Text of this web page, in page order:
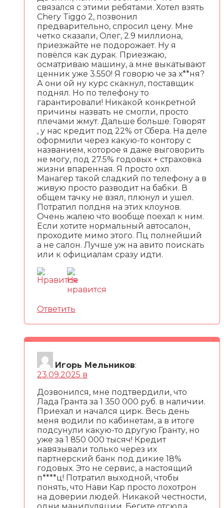
связался с этими ребятами. Хотел взять
Chery Tiggo 2, позвонил
предварительно, спросил цену. Мне
четко сказали, Олег, 2.9 миллиона,
приезжайте не подорожает. Ну я
повёлся как дурак. Приезжаю,
осматриваю машину, а мне выкатывают
ценник уже 3.550! Я говорю че за х**ня?
А они ой ну курс скакнул, поставщик
поднял. Но по телефону то
гарантировали! Никакой конкретной
причины назвать не смогли, просто
плечами жмут. Дальше больше. Говорят
, у нас кредит под 22% от Сбера. На деле
оформили через какую-то контору с
названием, которое я даже выговорить
не могу, под 27.5% годовых + страховка
жизни впаренная. Я просто охл.
Манагер такой сладкий по телефону а в
живую просто разводит на бабки. В
общем тачку не взял, плюнул и ушел.
Потратил полдня на этих клоунов.
Очень жалею что вообще поехал к ним.
Если хотите нормальный автосалон,
проходите мимо этого. Пц полнейший
а не салон. Лучше уж на авито поискать
или к официалам сразу идти.
Ответить
Игорь Мельников:
23.09.2025 в
Дозвонился, мне подтвердили, что
Лада Гранта за 1 350 000 руб. в наличии.
Приехал и начался цирк. Весь день
меня водили по кабинетам, а в итоге
подсунули какую-то другую Гранту, но
уже за 1 850 000 тысяч! Кредит
навязывали только через их
партнерский банк под дикие 18%
годовых. Это не сервис, а настоящий
п****ц! Потратил выходной, чтобы
понять, что Нави Кар просто лохотрон
на доверии людей. Никакой честности,